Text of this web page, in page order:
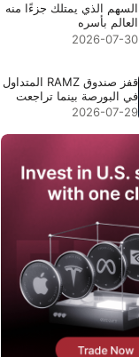
السهم الذي يمتلك جزءًا منه
العالم بأسره
2026-07-30
قفز صندوق RAMZ المتداول
في البورصة بينما تراجعت
2026-07-29